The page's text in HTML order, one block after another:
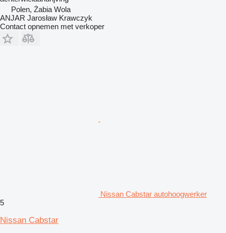
Polen, Żabia Wola
ANJAR Jarosław Krawczyk
Contact opnemen met verkoper
Nissan Cabstar autohoogwerker
5
Nissan Cabstar